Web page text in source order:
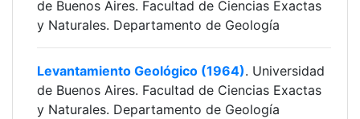
de Buenos Aires. Facultad de Ciencias Exactas
y Naturales. Departamento de Geología
Levantamiento Geológico (1964). Universidad
de Buenos Aires. Facultad de Ciencias Exactas
y Naturales. Departamento de Geología